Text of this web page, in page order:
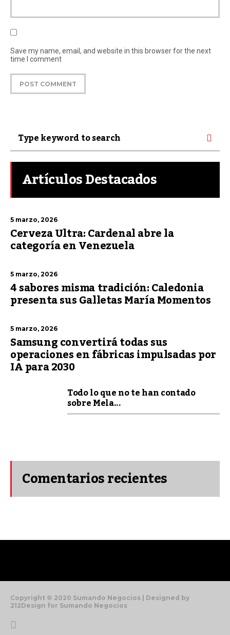
Save my name, email, and website in this browser for the next
time I comment
Artículos Destacados
5 marzo, 2026
Cerveza Ultra: Cardenal abre la
categoría en Venezuela
5 marzo, 2026
4 sabores misma tradición: Caledonia
presenta sus Galletas María Momentos
5 marzo, 2026
Samsung convertirá todas sus
operaciones en fábricas impulsadas por
IA para 2030
Todo lo que no te han contado
sobre Mela...
Comentarios recientes
Copyright © 2020 Sumando Negocios | Designed by
212Design for Sumando Negocios